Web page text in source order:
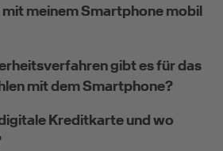
mit meinem Smartphone mobil
gibt es für das
mit dem Smartphone?
Kreditkarte und wo